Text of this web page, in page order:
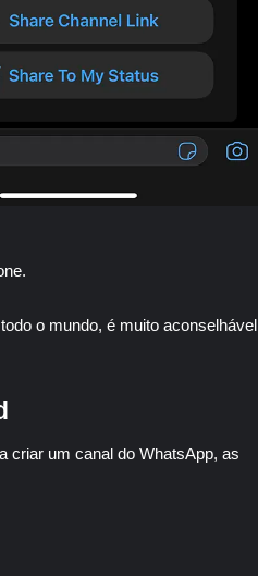
o mundo, é muito aconselhável
criar um canal do WhatsApp, as